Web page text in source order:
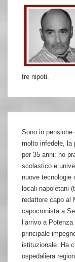
tre nipoti.
Sono in pensione
molto infedele, la
per 35 anni: ho
scolastico e
nuove tecnologie
locali napoletani
redattore capo al
capocronista a
l’arrivo a
principale
istituzionale. Ha
ospedaliera